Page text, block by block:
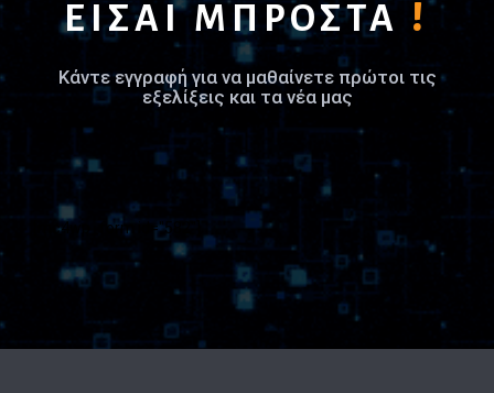
ΕΙΣΑΙ ΜΠΡΟΣΤΑ !
Κάντε εγγραφή για να μαθαίνετε πρώτοι τις
εξελίξεις και τα νέα μας
[mc4wp_form id="582"]